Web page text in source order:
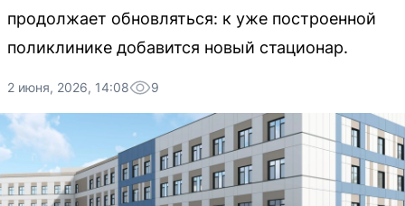
продолжает обновляться: к уже построенной
поликлинике добавится новый стационар.
2 июня, 2026, 14:08 9